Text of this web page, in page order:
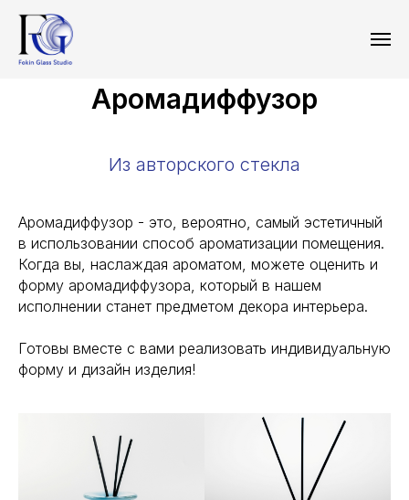
Аромадиффузор
Из авторского стекла
Аромадиффузор - это, вероятно, самый эстетичный
в использовании способ ароматизации помещения.
Когда вы, наслаждая ароматом, можете оценить и
форму аромадиффузора, который в нашем
исполнении станет предметом декора интерьера.
Готовы вместе с вами реализовать индивидуальную
форму и дизайн изделия!